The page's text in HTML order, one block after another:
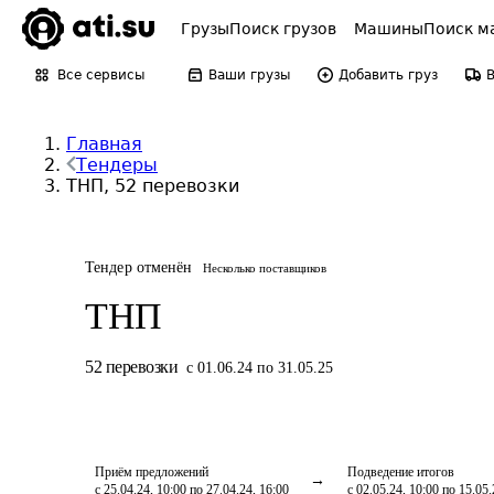
ГрузыПоиск грузов МашиныПоиск
Все сервисы Ваши грузы Добавить груз
Главная
Тендеры
ТНП, 52 перевозки
Тендер отменён Несколько поставщиков
ТНП
52 перевозки с 01.06.24 по 31.05.25
Приём предложений
с 25.04.24, 10:00 по 27.04.24, 16:00
Подведение итогов
с 02.05.24, 10:00 по